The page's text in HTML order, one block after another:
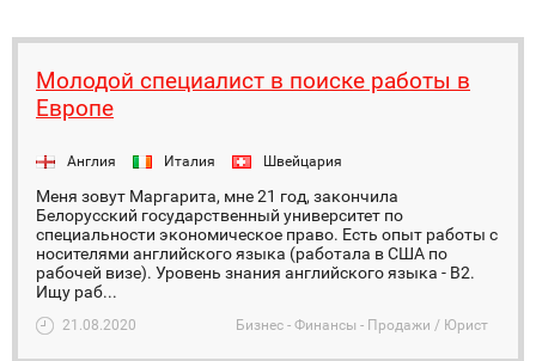
Молодой специалист в поиске работы в
Европе
Англия Италия Швейцария
Меня зовут Маргарита, мне 21 год, закончила
Белорусский государственный университет по
специальности экономическое право. Есть опыт работы с
носителями английского языка (работала в США по
рабочей визе). Уровень знания английского языка - B2.
Ищу раб...
21.08.2020 Бизнес - Финансы - Продажи / Юрист